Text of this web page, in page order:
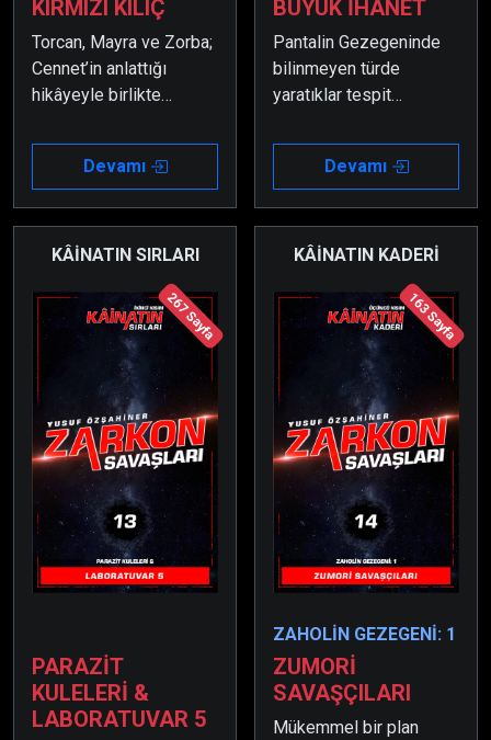
KIRMIZI KILIÇ
Torcan, Mayra ve Zorba;
Cennet’in anlattığı
hikâyeyle birlikte
Şohanya Gezegenini
kurtarma görevine
Devamı
BÜYÜK İHANET
Pantalin Gezegeninde
bilinmeyen türde
yaratıklar tespit
için de birçok koruma
gönderilmiştir; ancak
dönememiştir.
Devamı
KÂİNATIN SIRLARI
267 Sayfa
PARAZİT
KULELERİ &
LABORATUVAR 5
KÂİNATIN KADERİ
163 Sayfa
ZAHOLİN GEZEGENİ: 1
ZUMORİ
SAVAŞÇILARI
Mükemmel bir plan